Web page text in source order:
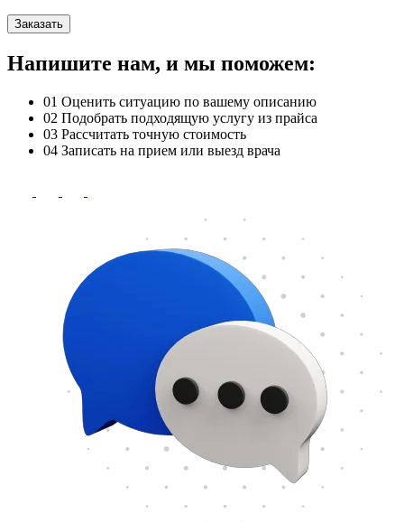
Заказать
Напишите нам, и мы поможем:
01 Оценить ситуацию по вашему описанию
02 Подобрать подходящую услугу из прайса
03 Рассчитать точную стоимость
04 Записать на прием или выезд врача